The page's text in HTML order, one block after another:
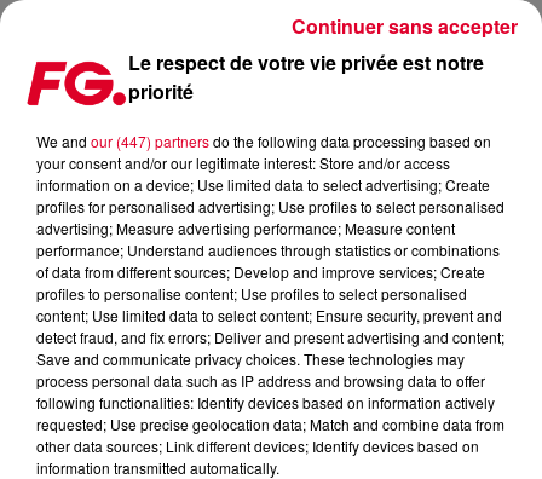
FG MIX DANCE : ROBIN SCHULZ
Le respect de votre vie privée est notre
priorité
We and our (447) partnersdo the following data processing based on
your consent and/or our legitimate interest: Store and/or access
information on a device; Use limited data to select advertising; Create
profiles for personalised advertising; Use profiles to select personalised
advertising; Measure advertising performance; Measure content
performance; Understand audiences through statistics or combinations
of data from different sources; Develop and improve services; Create
profiles to personalise content; Use profiles to select personalised
content; Use limited data to select content; Ensure security, prevent and
detect fraud, and fix errors; Deliver and present advertising and content;
Save and communicate privacy choices. These technologies may
process personal data such as IP address and browsing data to offer
following functionalities: Identify devices based on information actively
requested; Use precise geolocation data; Match and combine data from
other data sources; Link different devices; Identify devices based on
information transmitted automatically.
Continuer sans accepter